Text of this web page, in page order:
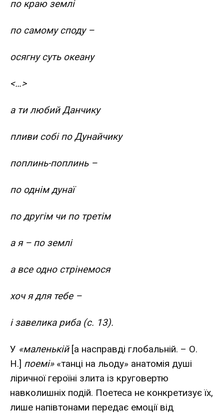
по краю землі
по самому споду –
осягну суть океану
<…>
а ти любий Данчику
пливи собі по Дунайчику
поплинь-поплинь –
по однім дунаї
по другім чи по третім
а я – по землі
а все одно стрінемося
хоч я для тебе –
і завелика риба (с. 13).
У «маленькій[а насправді глобальній. – О.
Н.] поемі» «танці на льоду» анатомія душі
ліричної героїні злита із круговертю
навколишніх подій. Поетеса не конкретизує їх,
лише напівтонами передає емоції від